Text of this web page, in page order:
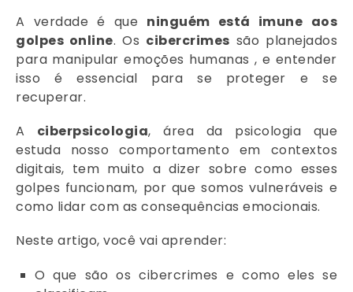
A verdade é que ninguém está imune aos
golpes online. Os cibercrimes são planejados
para manipular emoções humanas , e entender
isso é essencial para se proteger e se
recuperar.
A ciberpsicologia, área da psicologia que
estuda nosso comportamento em contextos
digitais, tem muito a dizer sobre como esses
golpes funcionam, por que somos vulneráveis e
como lidar com as consequências emocionais.
Neste artigo, você vai aprender:
O que são os cibercrimes e como eles se